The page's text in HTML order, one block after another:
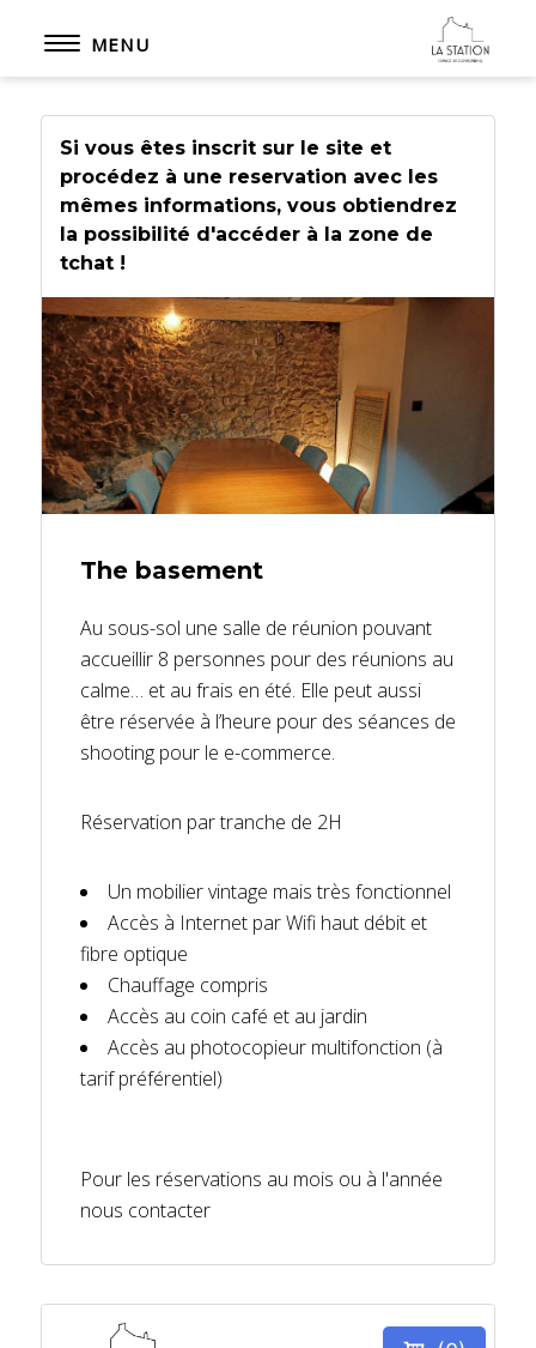
MENU
Toutes nos prestations
Réservation en ligne
L'Histoire
Actualités
Nous contacter
On parle de Nous
Tout autour
Si vous êtes inscrit sur le site et
procédez à une reservation avec les
mêmes informations, vous obtiendrez
la possibilité d'accéder à la zone de
tchat !
The basement
Au sous-sol une salle de réunion pouvant
accueillir 8 personnes pour des réunions au
calme… et au frais en été. Elle peut aussi
être réservée à l’heure pour des séances de
shooting pour le e-commerce.
Réservation par tranche de 2H
Un mobilier vintage mais très fonctionnel
Accès à Internet par Wifi haut débit et
fibre optique
Chauffage compris
Accès au coin café et au jardin
Accès au photocopieur multifonction (à
tarif préférentiel)
Pour les réservations au mois ou à l'année
nous contacter